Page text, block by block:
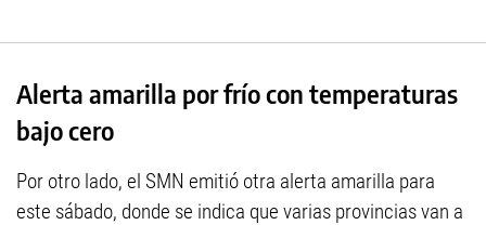
Alerta amarilla por frío con temperaturas
bajo cero
Por otro lado, el SMN emitió otra alerta amarilla para
este sábado, donde se indica que varias provincias van a